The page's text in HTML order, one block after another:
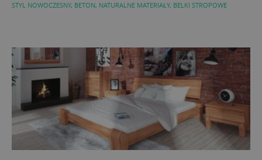
STYL NOWOCZESNY, BETON, NATURALNE MATERIAŁY, BELKI STROPOWE